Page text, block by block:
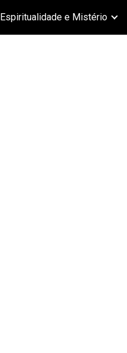
Espiritualidade e Mistério